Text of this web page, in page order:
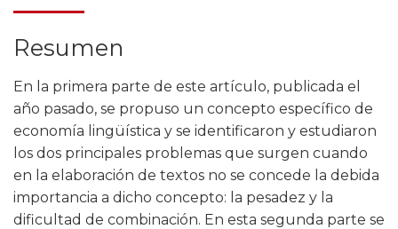
Resumen
En la primera parte de este artículo, publicada el
año pasado, se propuso un concepto específico de
economía lingüística y se identificaron y estudiaron
los dos principales problemas que surgen cuando
en la elaboración de textos no se concede la debida
importancia a dicho concepto: la pesadez y la
dificultad de combinación. En esta segunda parte se